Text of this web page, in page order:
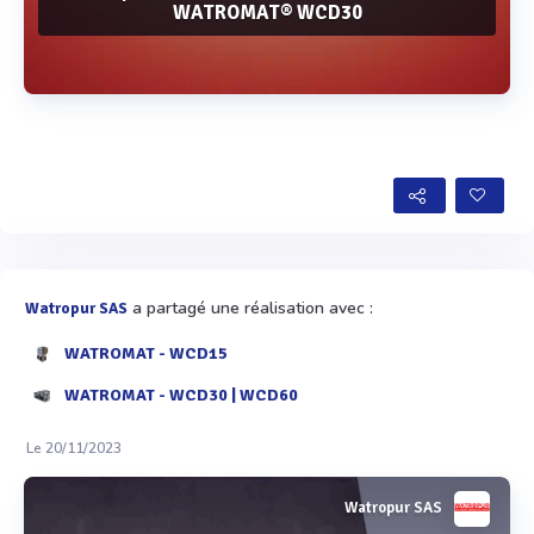
WATROMAT® WCD30
Watropur SAS a partagé une réalisation avec :
WATROMAT - WCD15
WATROMAT - WCD30 | WCD60
Le 20/11/2023
Watropur SAS